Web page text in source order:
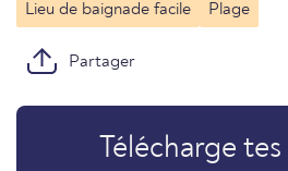
Lieu de baignade facile Plage
Partager
Télécharge